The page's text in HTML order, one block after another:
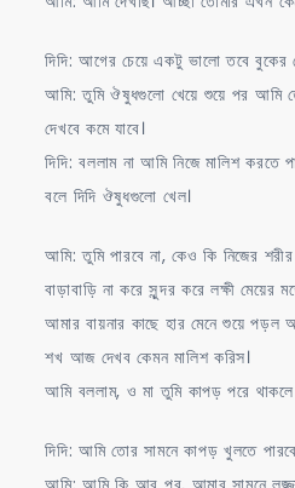
দিদি: আগের চেয়ে একটু ভালো তবে বুকের
আমি: তুমি ঔষুধগুলো খেয়ে শুয়ে পর আমি
দেখবে কমে যাবে।
দিদি: বললাম না আমি নিজে মালিশ করতে
বলে দিদি ঔষুধগুলো খেল।
আমি: তুমি পারবে না, কেও কি নিজের
বাড়াবাড়ি না করে সুন্দর করে লক্ষী
আমার বায়নার কাছে হার মেনে শুয়ে
শখ আজ দেখব কেমন মালিশ করিস।
আমি বললাম, ও মা তুমি কাপড় পরে থাকলে
দিদি: আমি তোর সামনে কাপড় খুলতে